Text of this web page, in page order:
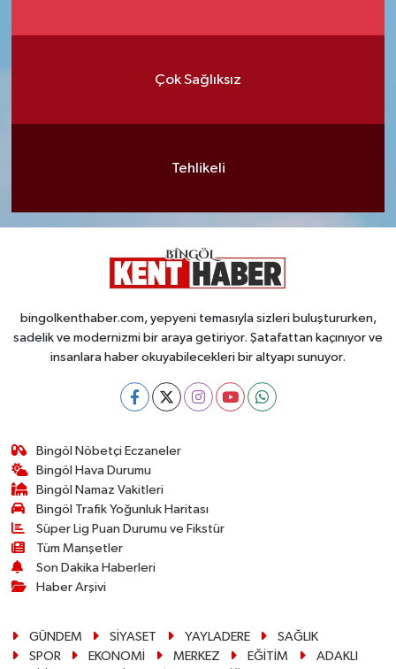
Çok Sağlıksız
Tehlikeli
bingolkenthaber.com, yepyeni temasıyla sizleri buluştururken,
sadelik ve modernizmi bir araya getiriyor. Şatafattan kaçınıyor ve
insanlara haber okuyabilecekleri bir altyapı sunuyor.
Bingöl Nöbetçi Eczaneler
Bingöl Hava Durumu
Bingöl Namaz Vakitleri
Bingöl Trafik Yoğunluk Haritası
Süper Lig Puan Durumu ve Fikstür
Tüm Manşetler
Son Dakika Haberleri
Haber Arşivi
GÜNDEM SİYASET YAYLADERE
SAĞLIK
SPOR
EKONOMİ MERKEZ EĞİTİM ADAKLI